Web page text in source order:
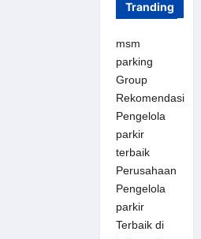
Tranding
msm
parking
Group
Rekomendasi
Pengelola
parkir
terbaik
Perusahaan
Pengelola
parkir
Terbaik di